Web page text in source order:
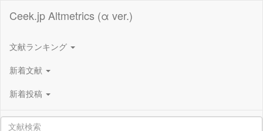
Ceek.jp Altmetrics (α ver.)
文献ランキング
新着文献
新着投稿